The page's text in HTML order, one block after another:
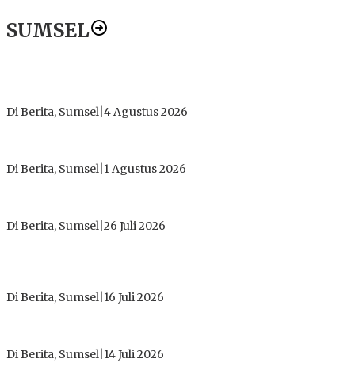
SUMSEL
Di Berita, Sumsel 4 Agustus 2026
Di Berita, Sumsel 1 Agustus 2026
Di Berita, Sumsel 26 Juli 2026
Di Berita, Sumsel 16 Juli 2026
Di Berita, Sumsel 14 Juli 2026